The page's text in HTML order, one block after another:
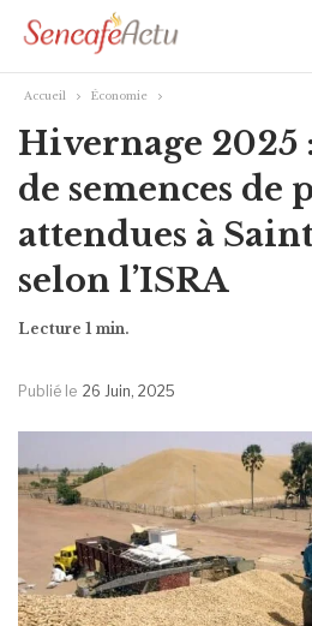
Accueil Économie
Hivernage 2025
de semences de
attendues à
selon l’ISRA
Publié le 26 Juin, 2025